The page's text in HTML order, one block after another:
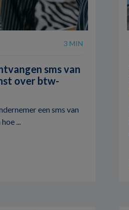
3 MIN
sms van
over btw-
een sms van
...